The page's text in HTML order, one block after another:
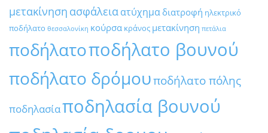
μετακίνηση ασφάλειαατύχημα διατροφή ηλεκτρικό
ποδήλατο θεσσαλονίκη κούρσα κράνος μετακίνηση πετάλια
ποδήλατοποδήλατο βουνού
ποδήλατο δρόμουποδήλατο πόλης
ποδηλασίαποδηλασία βουνού